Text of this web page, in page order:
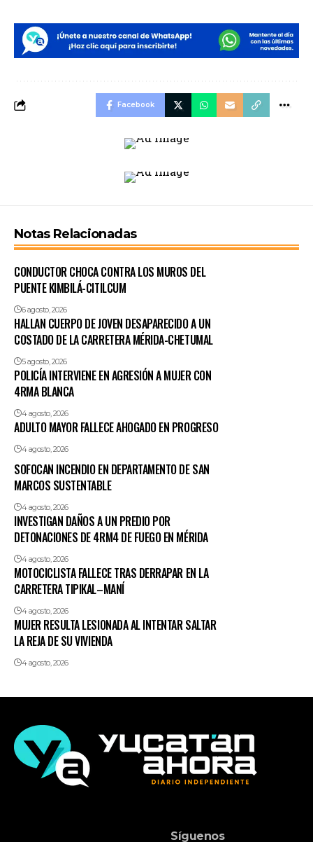
Facebook
Notas Relacionadas
CONDUCTOR CHOCA CONTRA LOS MUROS DEL
PUENTE KIMBILÁ-CITILCUM
6 agosto, 2026
HALLAN CUERPO DE JOVEN DESAPARECIDO A UN
COSTADO DE LA CARRETERA MÉRIDA-CHETUMAL
5 agosto, 2026
POLICÍA INTERVIENE EN AGRESIÓN A MUJER CON
4RMA BLANCA
4 agosto, 2026
ADULTO MAYOR FALLECE AHOGADO EN PROGRESO
4 agosto, 2026
SOFOCAN INCENDIO EN DEPARTAMENTO DE SAN
MARCOS SUSTENTABLE
4 agosto, 2026
INVESTIGAN DAÑOS A UN PREDIO POR
DETONACIONES DE 4RM4 DE FUEGO EN MÉRIDA
4 agosto, 2026
MOTOCICLISTA FALLECE TRAS DERRAPAR EN LA
CARRETERA TIPIKAL–MANÍ
4 agosto, 2026
MUJER RESULTA LESIONADA AL INTENTAR SALTAR
LA REJA DE SU VIVIENDA
4 agosto, 2026
Síguenos